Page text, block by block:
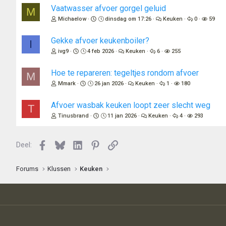
M Vaatwasser afvoer gorgel geluid
Michaelow dinsdag om 17:26 Keuken 0 59
I Gekke afvoer keukenboiler?
ivg9 4 feb 2026 Keuken 6 255
M Hoe te repareren: tegeltjes rondom afvoer
Mmark 26 jan 2026 Keuken 1 180
T Afvoer wasbak keuken loopt zeer slecht weg
Tinusbrand 11 jan 2026 Keuken 4 293
Deel: Facebook
BlueskyLinkedInPinterest
Link
Forums Klussen Keuken